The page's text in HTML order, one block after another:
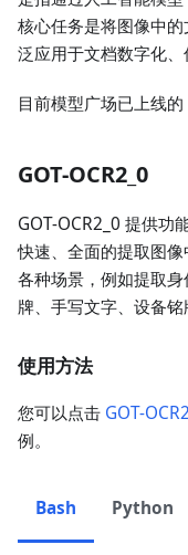
核心任务是将图像中
泛应用于文档数字化、
目前模型广场已上线的
GOT-OCR2_0
GOT-OCR2_0 提供功
快速、全面的提取图
各种场景，例如提取
牌、手写文字、设备铭
使用方法
您可以点击 GOT-
例。
Bash Python